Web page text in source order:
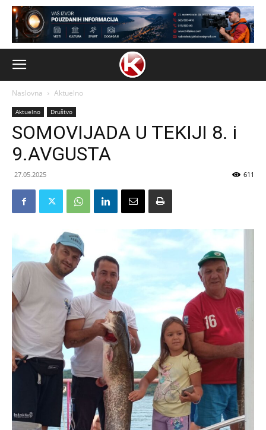
Naslovna Aktuelno
Aktuelno Društvo
SOMOVIJADA U TEKIJI 8. i
9.AVGUSTA
27.05.2025 611